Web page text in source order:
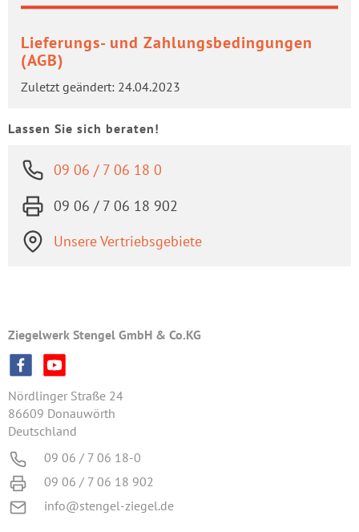
Lieferungs-​ und Zah­lungs­be­din­gun­gen
(AGB)
Zu­letzt ge­än­dert: 24.04.2023
Lassen Sie sich beraten!
09 06 / 7 06 18 0
09 06 / 7 06 18 902
Unsere Vertriebsgebiete
Ziegelwerk Stengel GmbH & Co.KG
Nördlinger Straße 24
86609 Donauwörth
Deutschland
09 06 / 7 06 18-0
09 06 / 7 06 18 902
info@stengel-ziegel.de